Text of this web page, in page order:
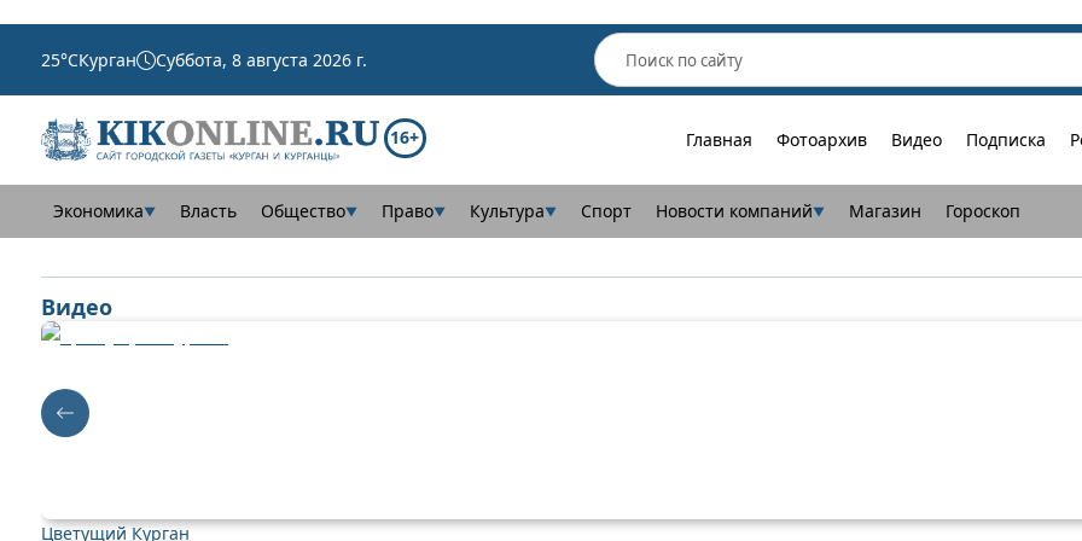
25°CКурган Суббота, 8 августа 2026 г.
16+ Главная Фотоархив Видео Подписка
Экономика▼ Власть Общество▼ Право▼ Культура▼ Спорт Новости компаний▼ Магазин Гороскоп
Видео
Цветущий Курган